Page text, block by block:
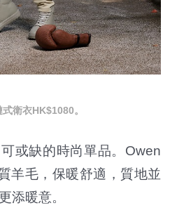
衛衣HK$1080。
或缺的時尚單品。Owen
羊毛，保暖舒適，質地並
添暖意。